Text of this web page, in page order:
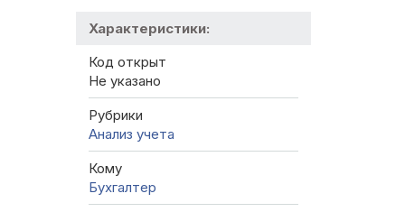
Характеристики:
Код открыт
Не указано
Рубрики
Анализ учета
Кому
Бухгалтер